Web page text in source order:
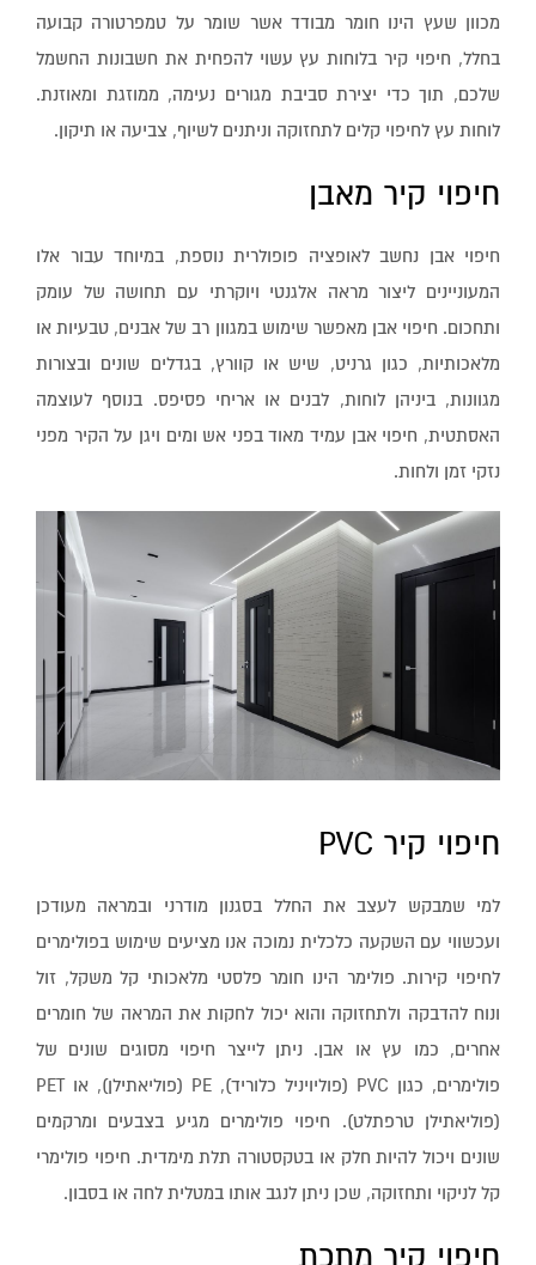
מכוון שעץ הינו חומר מבודד אשר שומר על טמפרטורה קבועה
בחלל, חיפוי קיר בלוחות עץ עשוי להפחית את חשבונות החשמל
שלכם, תוך כדי יצירת סביבת מגורים נעימה, ממוזגת ומאוזנת.
לוחות עץ לחיפוי קלים לתחזוקה וניתנים לשיוף, צביעה או תיקון.
חיפוי קיר מאבן
חיפוי אבן נחשב לאופציה פופולרית נוספת, במיוחד עבור אלו
המעוניינים ליצור מראה אלגנטי ויוקרתי עם תחושה של עומק
ותחכום. חיפוי אבן מאפשר שימוש במגוון רב של אבנים, טבעיות או
מלאכותיות, כגון גרניט, שיש או קוורץ, בגדלים שונים ובצורות
מגוונות, ביניהן לוחות, לבנים או אריחי פסיפס. בנוסף לעוצמה
האסתטית, חיפוי אבן עמיד מאוד בפני אש ומים ויגן על הקיר מפני
נזקי זמן ולחות.
חיפוי קיר PVC
למי שמבקש לעצב את החלל בסגנון מודרני ובמראה מעודכן
ועכשווי עם השקעה כלכלית נמוכה אנו מציעים שימוש בפולימרים
לחיפוי קירות. פולימר הינו חומר פלסטי מלאכותי קל משקל, זול
ונוח להדבקה ולתחזוקה והוא יכול לחקות את המראה של חומרים
אחרים, כמו עץ או אבן. ניתן לייצר חיפוי מסוגים שונים של
פולימרים, כגון PVC (פוליויניל כלוריד), PE (פוליאתילן), או PET
(פוליאתילן טרפתלט). חיפוי פולימרים מגיע בצבעים ומרקמים
שונים ויכול להיות חלק או בטקסטורה תלת מימדית. חיפוי פולימרי
קל לניקוי ותחזוקה, שכן ניתן לנגב אותו במטלית לחה או בסבון.